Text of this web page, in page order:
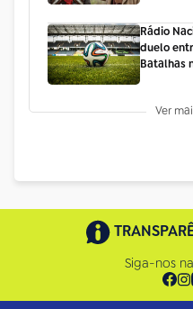
Rádio
duelo
Batalhas
Ver
Siga-nos